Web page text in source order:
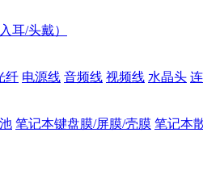
耳/头戴）
纤 电源线 音频线 视频线 水晶头
笔记本键盘膜/屏膜/壳膜 笔记本